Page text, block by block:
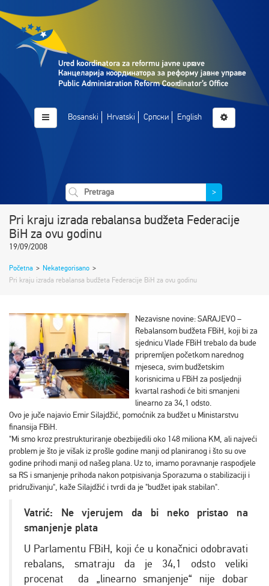
Bosanski Hrvatski Српски English
>
Pri kraju izrada rebalansa budžeta Federacije
BiH za ovu godinu
19/09/2008
Početna > Nekategorisano >
Pri kraju izrada rebalansa budžeta Federacije BiH za ovu godinu
Nezavisne novine: SARAJEVO –
Rebalansom budžeta FBiH, koji bi za
sjednicu Vlade FBiH trebalo da bude
pripremljen početkom narednog
mjeseca, svim budžetskim
korisnicima u FBiH za posljednji
kvartal rashodi će biti smanjeni
linearno za 34,1 odsto.
Ovo je juče najavio Emir Silajdžić, pomoćnik za budžet u Ministarstvu
finansija FBiH.
"Mi smo kroz prestrukturiranje obezbijedili oko 148 miliona KM, ali najveći
problem je što je višak iz prošle godine manji od planiranog i što su ove
godine prihodi manji od našeg plana. Uz to, imamo poravnanje raspodjele
sa RS i smanjenje prihoda nakon potpisivanja Sporazuma o stabilizaciji i
pridruživanju", kaže Silajdžić i tvrdi da je "budžet ipak stabilan".
Vatrić: Ne vjerujem da bi neko pristao na
smanjenje plata
U Parlamentu FBiH, koji će u konačnici odobravati
rebalans, smatraju da je 34,1 odsto veliki
procenat da „linearno smanjenje“ nije dobar